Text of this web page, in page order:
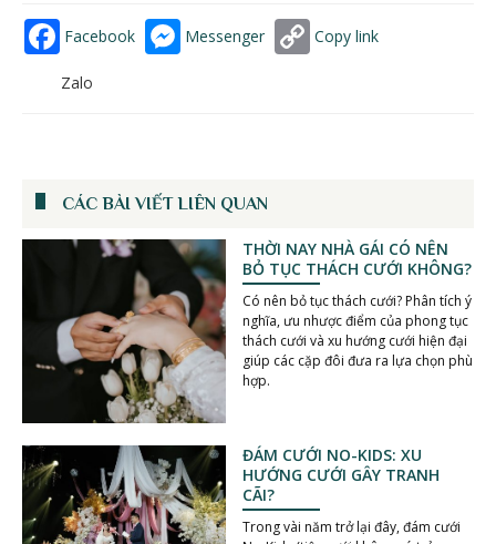
Facebook Messenger Copy link
Zalo
CÁC BÀI VIẾT LIÊN QUAN
THỜI NAY NHÀ GÁI CÓ NÊN
BỎ TỤC THÁCH CƯỚI KHÔNG?
Có nên bỏ tục thách cưới? Phân tích ý
nghĩa, ưu nhược điểm của phong tục
thách cưới và xu hướng cưới hiện đại
giúp các cặp đôi đưa ra lựa chọn phù
hợp.
ĐÁM CƯỚI NO-KIDS: XU
HƯỚNG CƯỚI GÂY TRANH
CÃI?
Trong vài năm trở lại đây, đám cưới